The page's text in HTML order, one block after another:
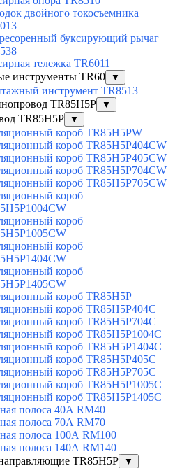
двойного токосъемника
буксирующий рычаг
тележка TR6011
инструменты TR60
▼
инструмент TR8513
TR85H5P
▼
TR85H5P ▼
короб TR85H5PW
короб TR85H5P404CW
короб TR85H5P405CW
короб TR85H5P704CW
короб TR85H5P705CW
короб
короб
короб
короб
короб TR85H5P
короб TR85H5P404C
короб TR85H5P704C
короб TR85H5P1004C
короб TR85H5P1404C
короб TR85H5P405C
короб TR85H5P705C
короб TR85H5P1005C
короб TR85H5P1405C
полоса 40А RM40
полоса 70А RM70
полоса 100А RM100
полоса 140А RM140
TR85H5P
▼